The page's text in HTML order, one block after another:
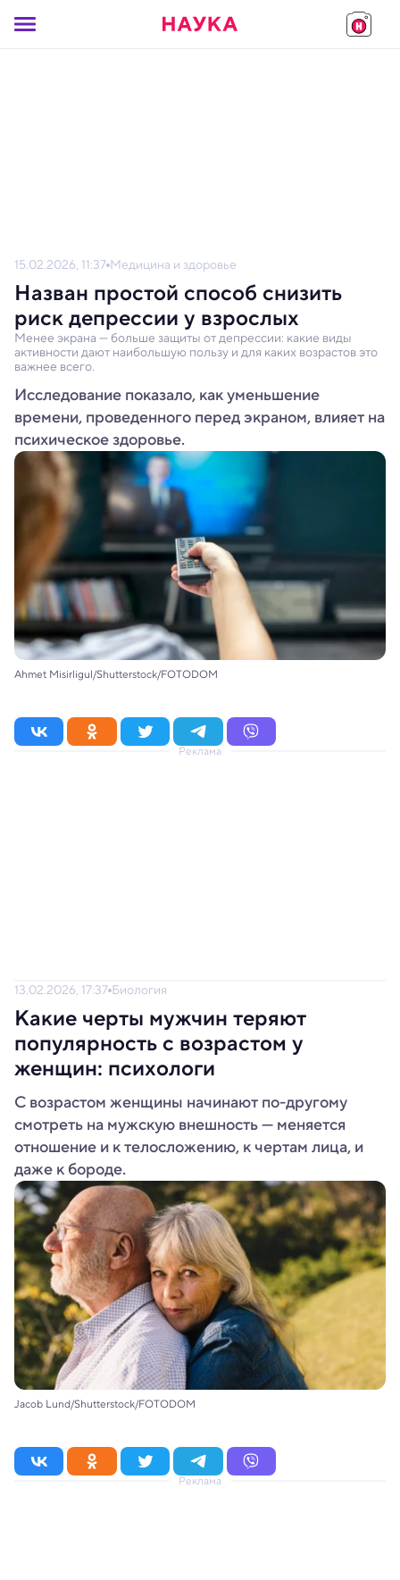
15.02.2026, 11:37 Медицина и здоровье
Назван простой способ снизить
риск депрессии у взрослых
Менее экрана — больше защиты от депрессии: какие виды
активности дают наибольшую пользу и для каких возрастов это
важнее всего.
Исследование показало, как уменьшение
времени, проведенного перед экраном, влияет на
психическое здоровье.
Ahmet Misirligul/Shutterstock/FOTODOM
Реклама
13.02.2026, 17:37 Биология
Какие черты мужчин теряют
популярность с возрастом у
женщин: психологи
С возрастом женщины начинают по-другому
смотреть на мужскую внешность — меняется
отношение и к телосложению, к чертам лица, и
даже к бороде.
Jacob Lund/Shutterstock/FOTODOM
Реклама